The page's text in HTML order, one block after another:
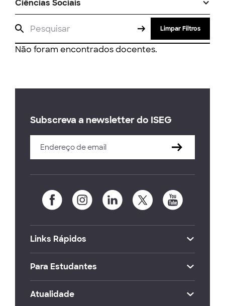
Ciências Sociais
Limpar Filtros
Não foram encontrados docentes.
Subscreva a newsletter do ISEG
Links Rápidos
Para Estudantes
Atualidade